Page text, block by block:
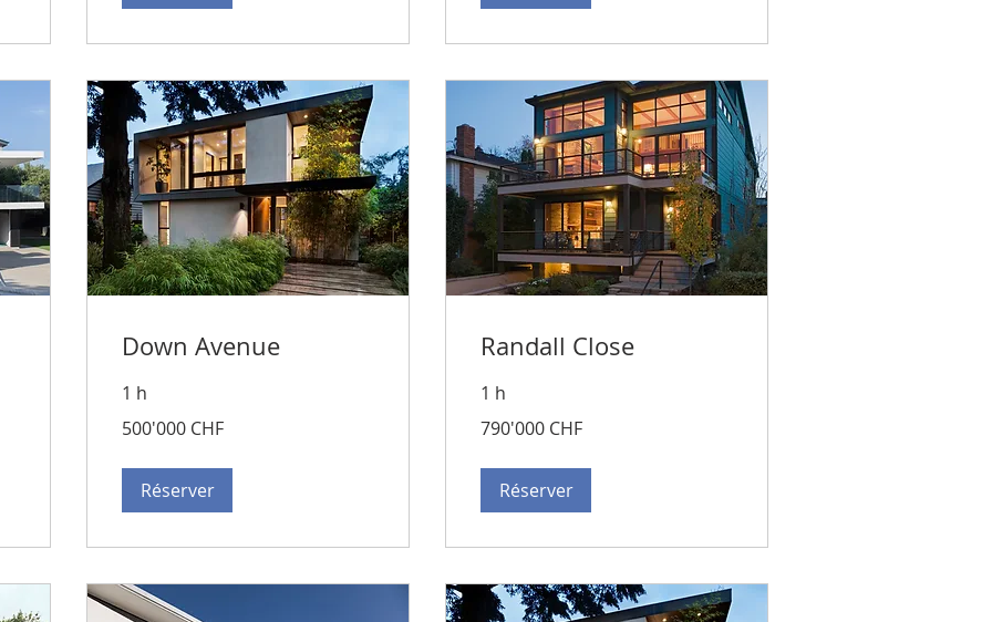
Down Avenue
1 h
francs
500'000 CHF
Réserver
Randall Close
1 h
francs
790'000 CHF
Réserver